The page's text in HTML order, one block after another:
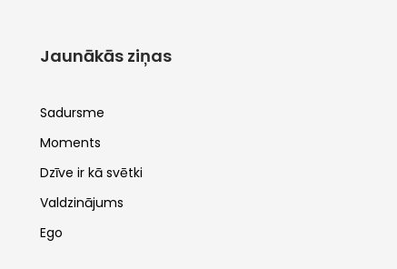
Jaunākās ziņas
Sadursme
Moments
Dzīve ir kā svētki
Valdzinājums
Ego